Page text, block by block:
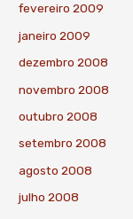
fevereiro 2009
janeiro 2009
dezembro 2008
novembro 2008
outubro 2008
setembro 2008
agosto 2008
julho 2008